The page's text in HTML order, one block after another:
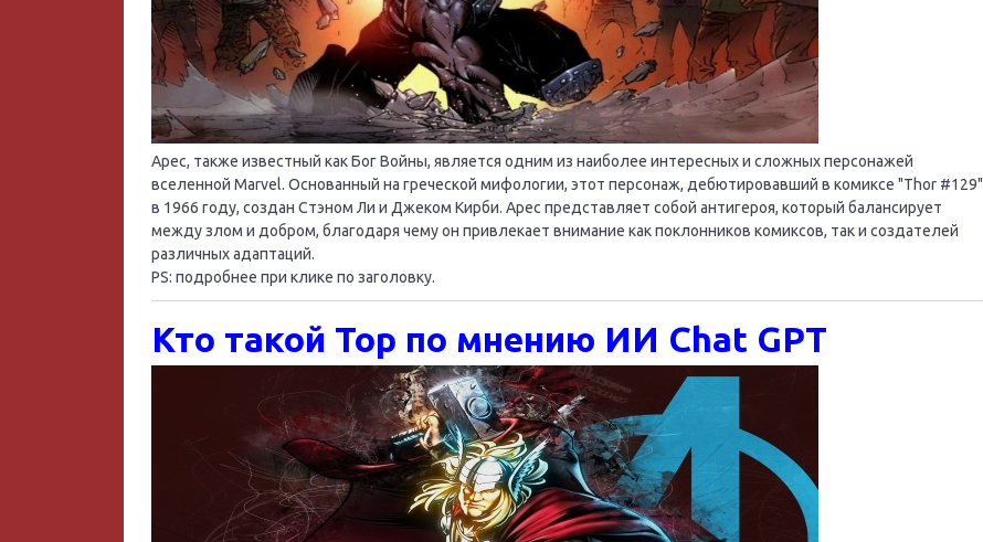
Арес, также известный как Бог Войны, является одним из наиболее интересных и сложных персонажей
вселенной Marvel. Основанный на греческой мифологии, этот персонаж, дебютировавший в комиксе "Thor #129"
в 1966 году, создан Стэном Ли и Джеком Кирби. Арес представляет собой антигероя, который балансирует
между злом и добром, благодаря чему он привлекает внимание как поклонников комиксов, так и создателей
различных адаптаций.
PS: подробнее при клике по заголовку.
Кто такой Тор по мнению ИИ Chat GPT